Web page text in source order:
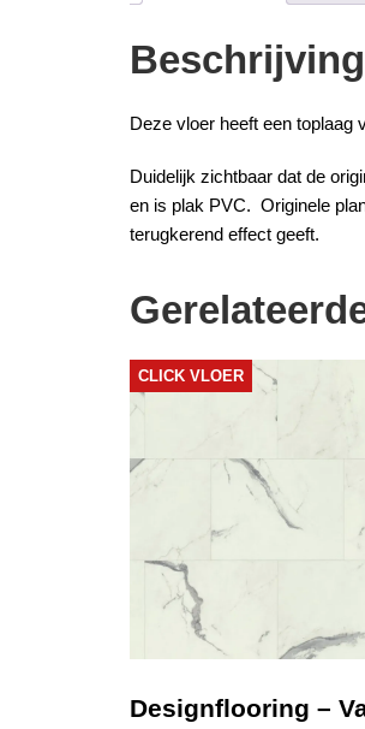
Beschrijving
Deze vloer heeft een toplaag
Duidelijk zichtbaar dat de
en is plak PVC. Originele
terugkerend effect geeft.
CLICK VLOER
Designflooring –